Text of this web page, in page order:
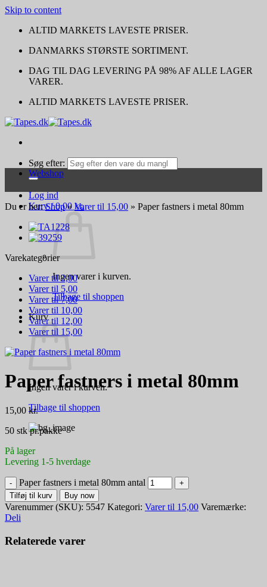
Skip to content
ALTID MARKETS LAVESTE PRISER.
DANMARKS STØRSTE SORTIMENT.
DAG TIL DAG LEVERING PÅ 98% AF ALLE LAGER
VARER.
ALTID MARKETS LAVESTE PRISER.
Søg efter:
Log ind
Kurv /0,00 kr.
Ingen varer i kurven.
Tilbage til shoppen
Kurv
Ingen varer i kurven.
Tilbage til shoppen
Webshop
Du er her: Shop» Varer til 15,00 » Paper fastners i metal 80mm
Varekategorier
Varer til 2,00
Varer til 5,00
Varer til 7,00
Varer til 10,00
Varer til 12,00
Varer til 15,00
Paper fastners i metal 80mm
15,00 kr.
50 stk pr.pakke
På lager
Levering 1-5 hverdage
Paper fastners i metal 80mm antal
Tilføj til kurv Buy now
Varenummer (SKU): 5547 Kategori: Varer til 15,00 Varemærke:
Deli
Relaterede varer